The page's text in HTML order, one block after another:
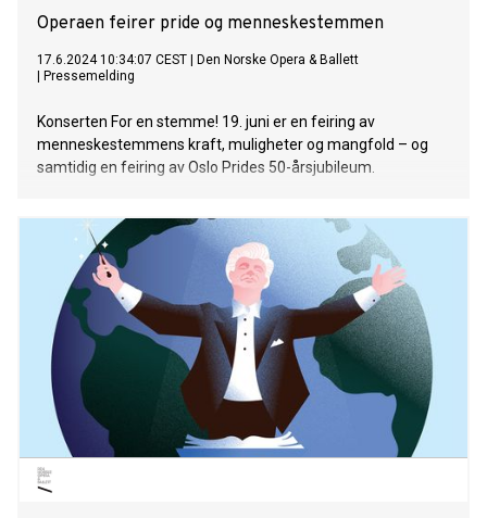
Operaen feirer pride og menneskestemmen
17.6.2024 10:34:07 CEST
Den Norske Opera & Ballett
Pressemelding
Konserten For en stemme! 19. juni er en feiring av
menneskestemmens kraft, muligheter og mangfold – og
samtidig en feiring av Oslo Prides 50-årsjubileum.